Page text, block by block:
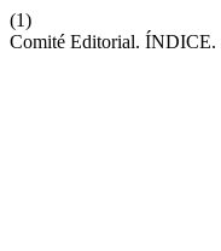
(1)
Comité Editorial. ÍNDICE.